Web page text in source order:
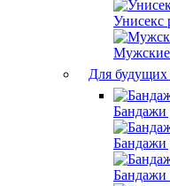
Унисекс
Мужские
Для
Бандажи
Бандажи
Бандажи